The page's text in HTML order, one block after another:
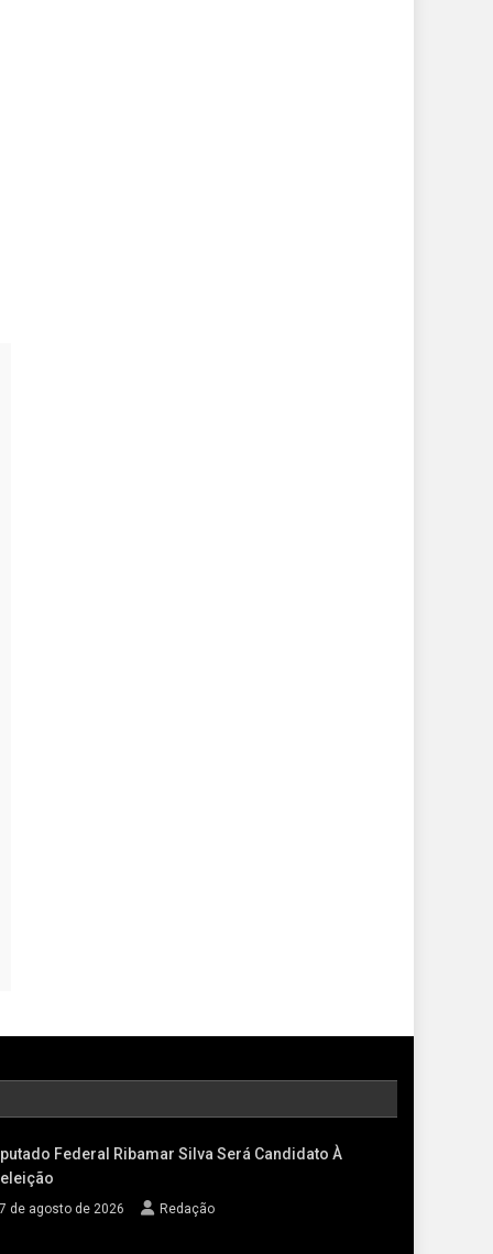
Federal Ribamar Silva Será Candidato À
de agosto de 2026 Redação